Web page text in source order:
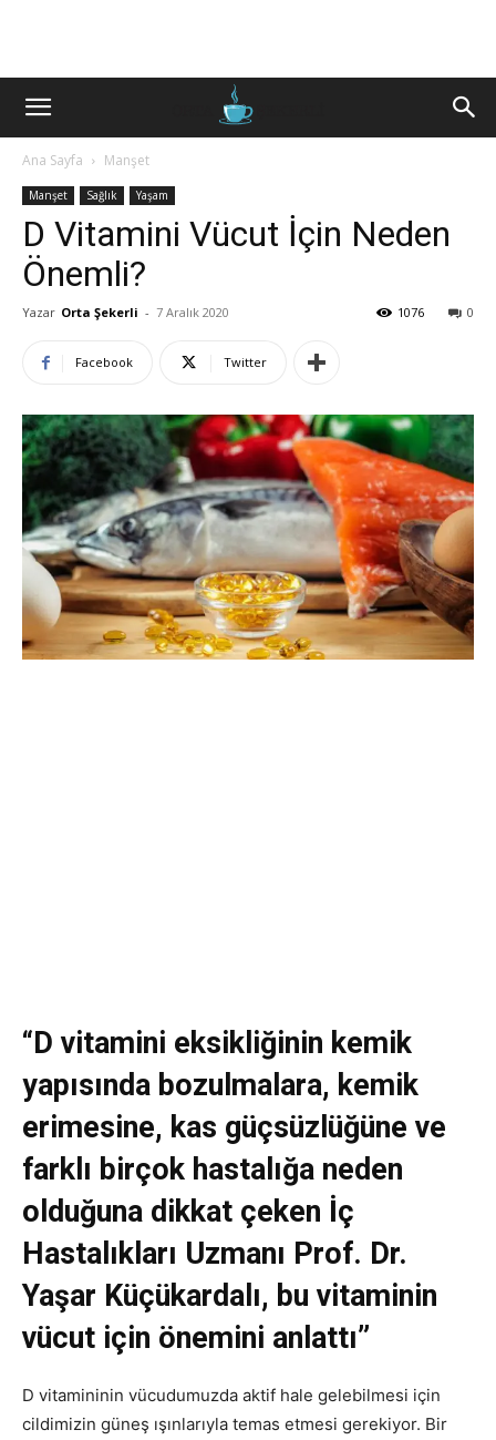
Ana Sayfa Manşet
Manşet Sağlık Yaşam
D Vitamini Vücut İçin Neden
Önemli?
Yazar Orta Şekerli - 7 Aralık 2020 0
1076
Facebook Twitter
“D vitamini eksikliğinin kemik
yapısında bozulmalara, kemik
erimesine, kas güçsüzlüğüne ve
farklı birçok hastalığa neden
olduğuna dikkat çeken İç
Hastalıkları Uzmanı Prof. Dr.
Yaşar Küçükardalı, bu vitaminin
vücut için önemini anlattı”
D vitamininin vücudumuzda aktif hale gelebilmesi için
cildimizin güneş ışınlarıyla temas etmesi gerekiyor. Bir